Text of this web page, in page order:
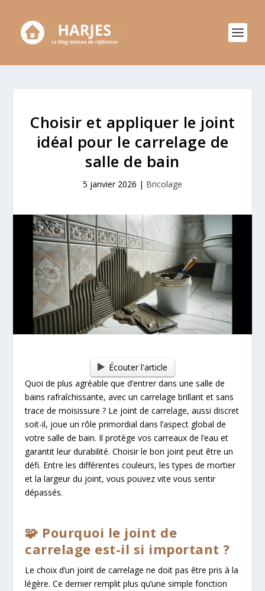
Choisir et appliquer le joint
idéal pour le carrelage de
salle de bain
5 janvier 2026 | Bricolage
Écouter l'article
Quoi de plus agréable que d’entrer dans une salle de
bains rafraîchissante, avec un carrelage brillant et sans
trace de moisissure ? Le joint de carrelage, aussi discret
soit-il, joue un rôle primordial dans l’aspect global de
votre salle de bain. Il protège vos carreaux de l’eau et
garantit leur durabilité. Choisir le bon joint peut être un
défi. Entre les différentes couleurs, les types de mortier
et la largeur du joint, vous pouvez vite vous sentir
dépassés.
🧩 Pourquoi le joint de
carrelage est-il si important ?
Le choix d’un joint de carrelage ne doit pas être pris à la
légère. Ce dernier remplit plus qu’une simple fonction